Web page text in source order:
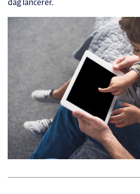
dag lancerer.